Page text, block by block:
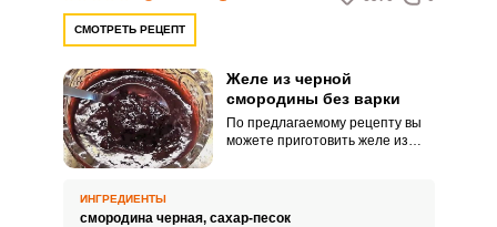
СМОТРЕТЬ РЕЦЕПТ
Желе из черной
смородины без варки
По предлагаемому рецепту вы
можете приготовить желе из
растворился сахар.
ИНГРЕДИЕНТЫ
смородина черная, сахар-песок